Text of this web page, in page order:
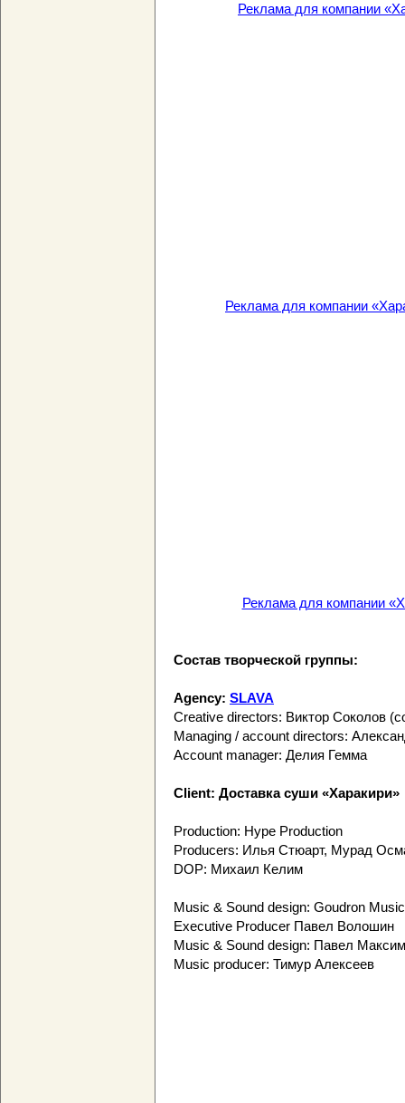
Реклама для компании
Реклама для компании
Реклама для компании
Состав творческой группы:
Agency: SLAVA
Creative directors: Виктор Соколов
Managing / account directors:
Account manager: Делия Гемма
Client: Доставка суши «Харакири»
Production: Hype Production
Producers: Илья Стюарт, Мурад
DOP: Михаил Келим
Music & Sound design: Goudron
Executive Producer Павел Волошин
Music & Sound design: Павел
Music producer: Тимур Алексеев